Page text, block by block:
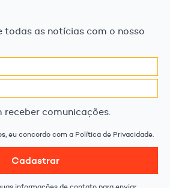
todas as notícias com o nosso
receber comunicações.
eu concordo com a Política de Privacidade.
Cadastrar